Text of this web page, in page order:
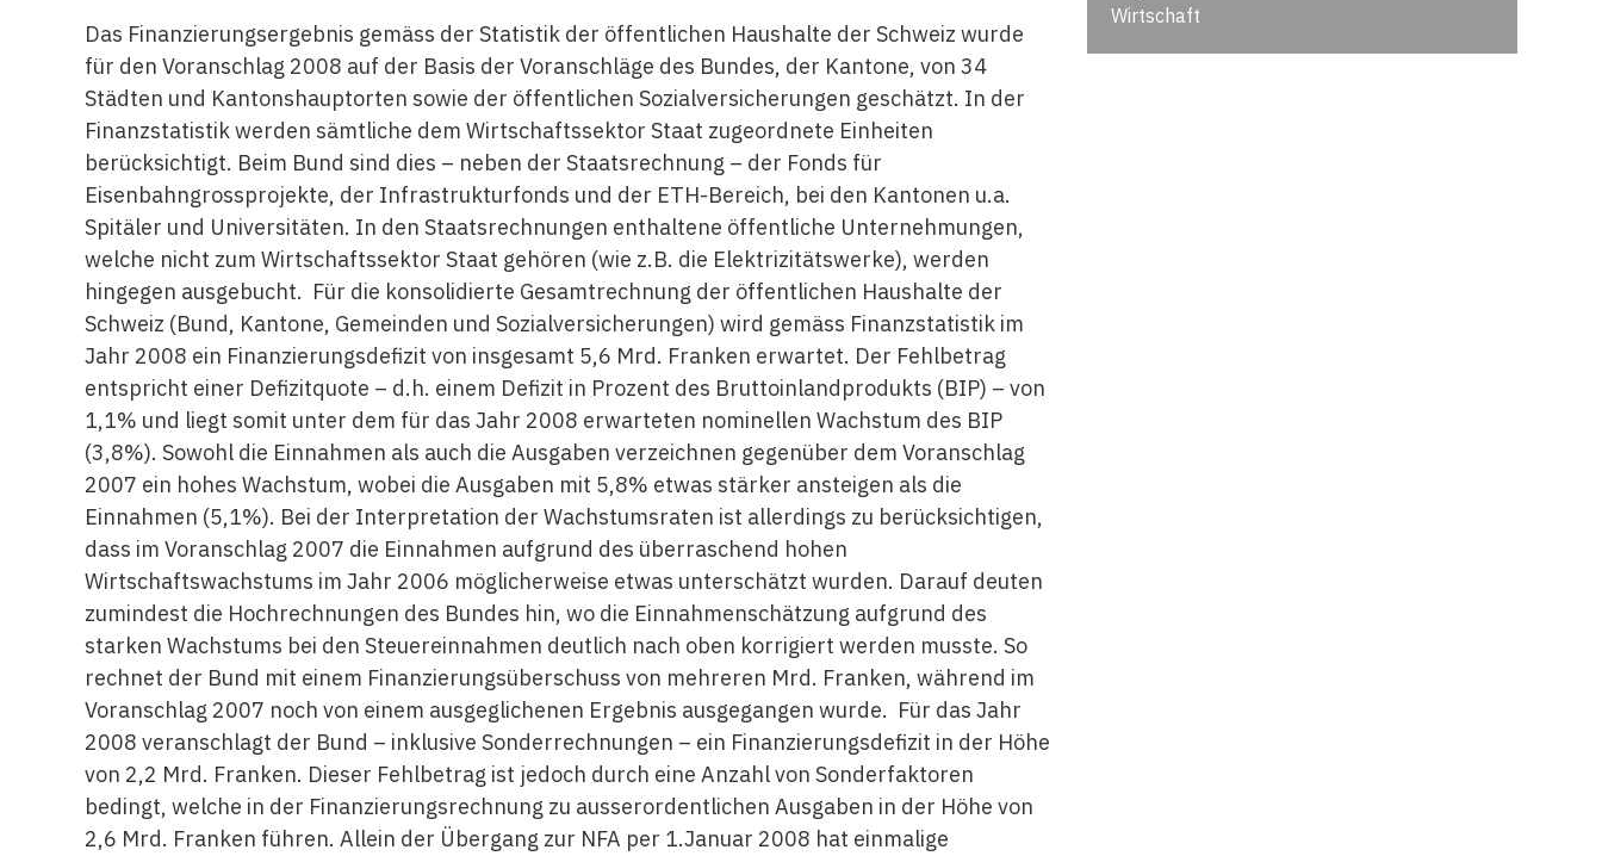
Das Finanzierungsergebnis gemäss der Statistik der öffentlichen Haushalte der Schweiz wurde
für den Voranschlag 2008 auf der Basis der Voranschläge des Bundes, der Kantone, von 34
Städten und Kantonshauptorten sowie der öffentlichen Sozialversicherungen geschätzt. In der
Finanzstatistik werden sämtliche dem Wirtschaftssektor Staat zugeordnete Einheiten
berücksichtigt. Beim Bund sind dies – neben der Staatsrechnung – der Fonds für
Eisenbahngrossprojekte, der Infrastrukturfonds und der ETH-Bereich, bei den Kantonen u.a.
Spitäler und Universitäten. In den Staatsrechnungen enthaltene öffentliche Unternehmungen,
welche nicht zum Wirtschaftssektor Staat gehören (wie z.B. die Elektrizitätswerke), werden
hingegen ausgebucht. Für die konsolidierte Gesamtrechnung der öffentlichen Haushalte der
Schweiz (Bund, Kantone, Gemeinden und Sozialversicherungen) wird gemäss Finanzstatistik im
Jahr 2008 ein Finanzierungsdefizit von insgesamt 5,6 Mrd. Franken erwartet. Der Fehlbetrag
entspricht einer Defizitquote – d.h. einem Defizit in Prozent des Bruttoinlandprodukts (BIP) – von
1,1% und liegt somit unter dem für das Jahr 2008 erwarteten nominellen Wachstum des BIP
(3,8%). Sowohl die Einnahmen als auch die Ausgaben verzeichnen gegenüber dem Voranschlag
2007 ein hohes Wachstum, wobei die Ausgaben mit 5,8% etwas stärker ansteigen als die
Einnahmen (5,1%). Bei der Interpretation der Wachstumsraten ist allerdings zu berücksichtigen,
dass im Voranschlag 2007 die Einnahmen aufgrund des überraschend hohen
Wirtschaftswachstums im Jahr 2006 möglicherweise etwas unterschätzt wurden. Darauf deuten
zumindest die Hochrechnungen des Bundes hin, wo die Einnahmenschätzung aufgrund des
starken Wachstums bei den Steuereinnahmen deutlich nach oben korrigiert werden musste. So
rechnet der Bund mit einem Finanzierungsüberschuss von mehreren Mrd. Franken, während im
Voranschlag 2007 noch von einem ausgeglichenen Ergebnis ausgegangen wurde. Für das Jahr
2008 veranschlagt der Bund – inklusive Sonderrechnungen – ein Finanzierungsdefizit in der Höhe
von 2,2 Mrd. Franken. Dieser Fehlbetrag ist jedoch durch eine Anzahl von Sonderfaktoren
bedingt, welche in der Finanzierungsrechnung zu ausserordentlichen Ausgaben in der Höhe von
2,6 Mrd. Franken führen. Allein der Übergang zur NFA per 1.Januar 2008 hat einmalige
Wirtschaft